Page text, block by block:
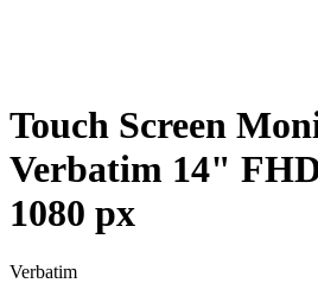
Touch Screen
Verbatim 14"
1080 px
Verbatim